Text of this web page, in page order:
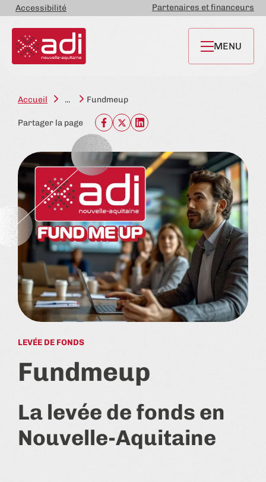
Accessibilité Partenaires et financeurs
MENU
Accueil ... Fundmeup
Partager la page
LEVÉE DE FONDS
Fundmeup
La levée de fonds en
Nouvelle-Aquitaine